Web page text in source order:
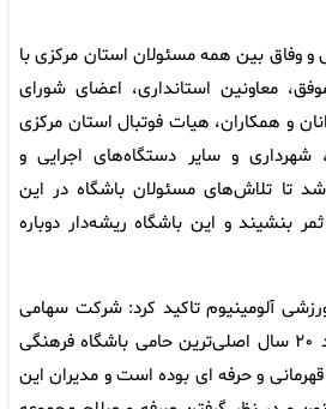
و وفاق بین همه مسئولان استان مرکزی با
معاونین استانداری، اعضای شورای
و همکاران، هیات فوتبال استان مرکزی
و سایر دستگاه‌های اجرایی و
تا تلاش‌های مسئولان باشگاه در این
بنشیند و این باشگاه ریشه‌دار دوباره
آلومینیوم تاکید کرد: شرکت سهامی
تولید آلومینیوم ایران حدود ۲۰ سال اصلی‌ترین حامی باشگاه فرهنگی
و حرفه ای بوده است و مدیران این